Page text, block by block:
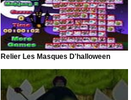
Relier Les Masques D'halloween